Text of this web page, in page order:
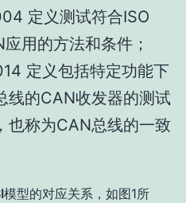
定义测试符合ISO
用的方法和条件；
定义包括特定功能下
线的CAN收发器的测试
也称为CAN总线的一致
模型的对应关系，如图1所